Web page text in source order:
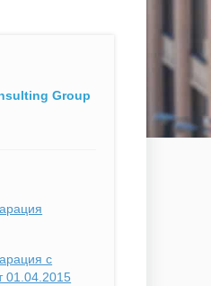
Group
с
01.04.2015